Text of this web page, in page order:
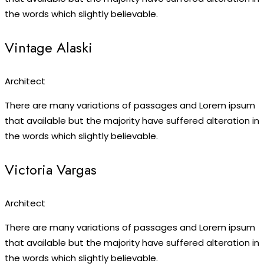
the words which slightly believable.
Vintage Alaski
Architect
There are many variations of passages and Lorem ipsum
that available but the majority have suffered alteration in
the words which slightly believable.
Victoria Vargas
Architect
There are many variations of passages and Lorem ipsum
that available but the majority have suffered alteration in
the words which slightly believable.